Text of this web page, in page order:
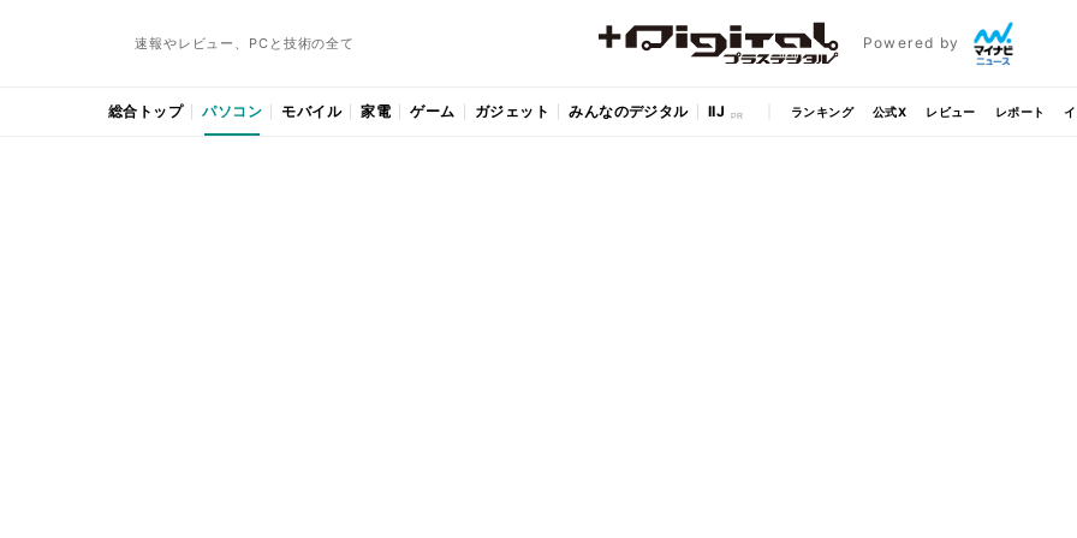
速報やレビュー、PCと技術の全て Powered by
総合トップ パソコン モバイル 家電 ゲーム ガジェット みんなのデジタル IIJ ランキング 公式X レビュー レポート